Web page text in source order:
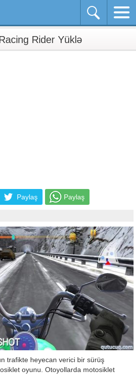
Rider Yüklə
Paylaş Paylaş
trafikte heyecan verici bir sürüş
oyunu. Otoyollarda motosiklet